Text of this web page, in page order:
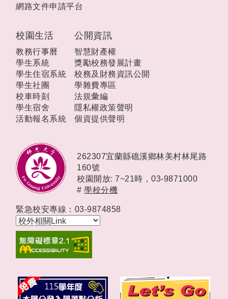
校園生活
教務行事曆
學生系統
學生住宿系統
學生社團
校車時刻
學生宿舍
活動報名系統
公開資訊
智慧財產權
獎勵校務發展計畫
校務及財務資訊公開
學雜費專區
法規彙編
隱私權政策聲明
個資提供聲明
網路文件申請平台
262307宜蘭縣礁溪鄉林美村林尾路
160號
校園開放: 7~21時， 03-9871000
# 學校分機
緊急校安專線：03-9874858